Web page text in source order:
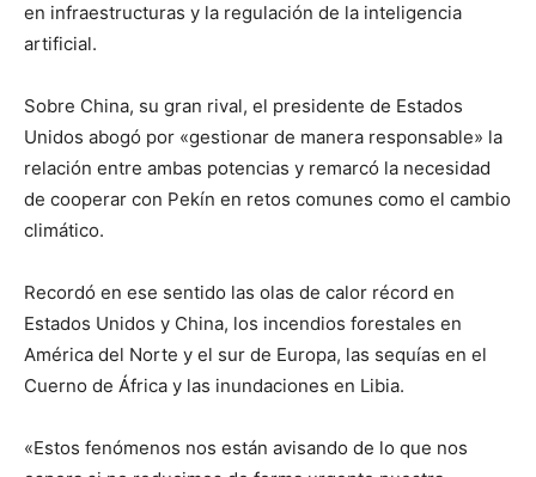
en infraestructuras y la regulación de la inteligencia
artificial.
Sobre China, su gran rival, el presidente de Estados
Unidos abogó por «gestionar de manera responsable» la
relación entre ambas potencias y remarcó la necesidad
de cooperar con Pekín en retos comunes como el cambio
climático.
Recordó en ese sentido las olas de calor récord en
Estados Unidos y China, los incendios forestales en
América del Norte y el sur de Europa, las sequías en el
Cuerno de África y las inundaciones en Libia.
«Estos fenómenos nos están avisando de lo que nos